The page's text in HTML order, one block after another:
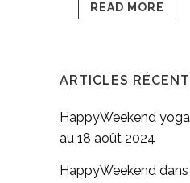
READ MORE
ARTICLES
HappyWeekend
au 18 août 2024
HappyWeekend